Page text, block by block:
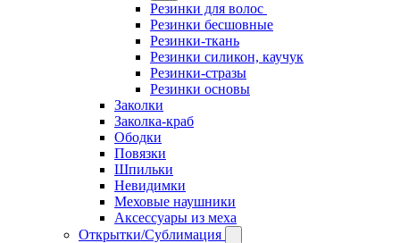
Резинки для волос
Резинки бесшовные
Резинки-ткань
Резинки силикон, каучук
Резинки-стразы
Резинки основы
Заколки
Заколка-краб
Ободки
Повязки
Шпильки
Невидимки
Меховые наушники
Аксессуары из меха
Открытки/Сублимация